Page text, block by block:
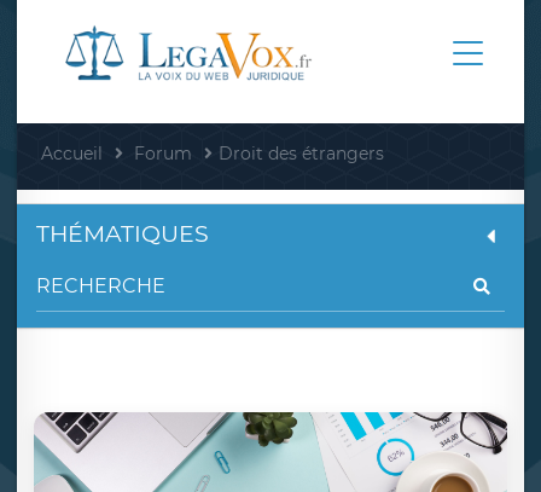
Accueil Forum Droit des étrangers
THÉMATIQUES